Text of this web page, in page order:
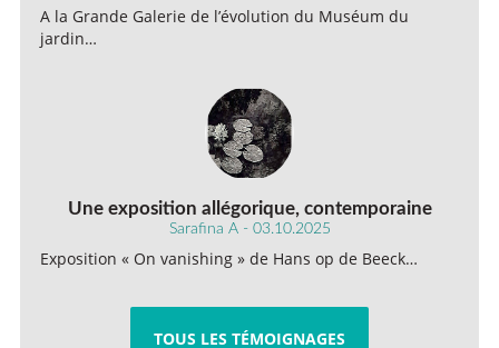
A la Grande Galerie de l’évolution du Muséum du
jardin…
Une exposition allégorique, contemporaine
Sarafina A - 03.10.2025
Exposition « On vanishing » de Hans op de Beeck…
TOUS LES TÉMOIGNAGES